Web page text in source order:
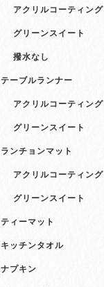
アクリルコーティング
グリーンスイート
撥水なし
テーブルランナー
アクリルコーティング
グリーンスイート
ランチョンマット
アクリルコーティング
グリーンスイート
ティーマット
キッチンタオル
ナプキン